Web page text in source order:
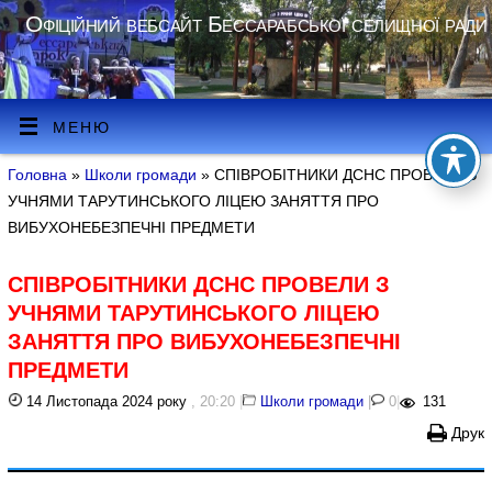
Офіційний вебсайт Бессарабської селищної ради
МЕНЮ
Головна » Школи громади » СПІВРОБІТНИКИ ДСНС ПРОВЕЛИ З
УЧНЯМИ ТАРУТИНСЬКОГО ЛІЦЕЮ ЗАНЯТТЯ ПРО
ВИБУХОНЕБЕЗПЕЧНІ ПРЕДМЕТИ
СПІВРОБІТНИКИ ДСНС ПРОВЕЛИ З
УЧНЯМИ ТАРУТИНСЬКОГО ЛІЦЕЮ
ЗАНЯТТЯ ПРО ВИБУХОНЕБЕЗПЕЧНІ
ПРЕДМЕТИ
14 Листопада 2024 року , 20:20 | Школи громади | 0 | 131
Друк